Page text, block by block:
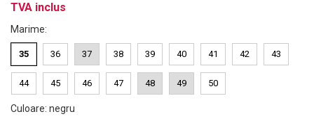
Esarfe / Fesuri / Cagule / Sepci de
iarna
Fleece-uri
Indispensabili
Jachete / Bluze salopeta
Pantaloni de lucru cu pieptar
Pantaloni de lucru in talie
TVA inclus
Marime:
35 36 37 38 39 40 41 42 43
44 45 46 47 48 49 50
Culoare: negru